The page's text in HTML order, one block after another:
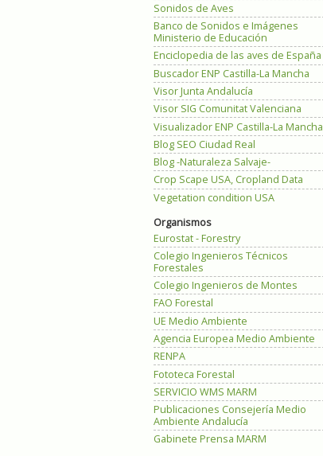
Sonidos de Aves
Banco de Sonidos e Imágenes
Ministerio de Educación
Enciclopedia de las aves de España
Buscador ENP Castilla-La Mancha
Visor Junta Andalucía
Visor SIG Comunitat Valenciana
Visualizador ENP Castilla-La Mancha
Blog SEO Ciudad Real
Blog -Naturaleza Salvaje-
Crop Scape USA, Cropland Data
Vegetation condition USA
Organismos
Eurostat - Forestry
Colegio Ingenieros Técnicos
Forestales
Colegio Ingenieros de Montes
FAO Forestal
UE Medio Ambiente
Agencia Europea Medio Ambiente
RENPA
Fototeca Forestal
SERVICIO WMS MARM
Publicaciones Consejería Medio
Ambiente Andalucía
Gabinete Prensa MARM